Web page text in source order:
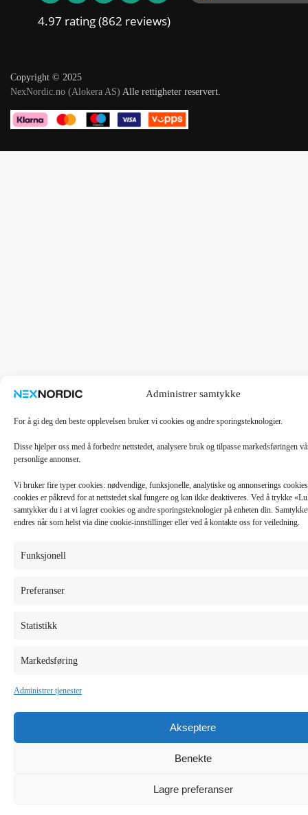
Administrer samtykke
For å gi deg den beste opplevelsen bruker vi cookies og andre sporingsteknologier.
Disse hjelper oss med å forbedre nettstedet, analysere bruk og tilpasse markedsføringen
personlige annonser.
Vi bruker fire typer cookies: nødvendige, funksjonelle, analytiske og annonserings
cookies er påkrevd for at nettstedet skal fungere og kan ikke deaktiveres. Ved å trykke
samtykker du i at vi lagrer cookies og andre sporingsteknologier på enheten din.
endres når som helst via dine cookie-innstillinger eller ved å kontakte oss for veiledning.
Funksjonell
Preferanser
Statistikk
Markedsføring
Administrer tjenester
Akseptere
Benekte
Lagre preferanser
4.97 rating(862 reviews)
Copyright © 2025
NexNordic.no (Alokera AS) Alle rettigheter reservert.